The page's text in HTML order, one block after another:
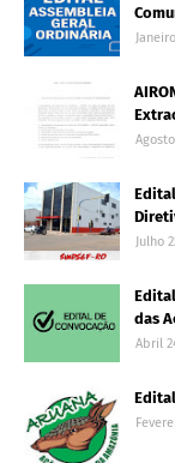
Julho
das
Abril